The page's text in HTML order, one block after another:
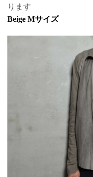
ります
Beige Mサイズ